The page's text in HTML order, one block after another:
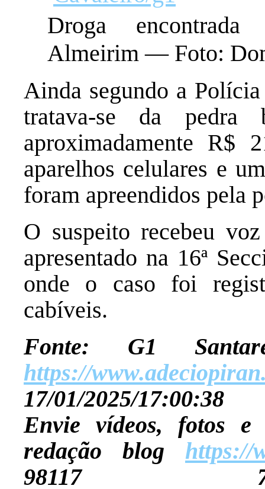
Droga
Almeirim — Foto:
Ainda segundo a
tratava-se da
aproximadamente
aparelhos celulares e
foram apreendidos pela
O suspeito recebeu
apresentado na 16ª
onde o caso foi
cabíveis.
Fonte: G1
https://
17/01/2025/17:00:38
Envie vídeos, fotos e
redação blog https://
98117